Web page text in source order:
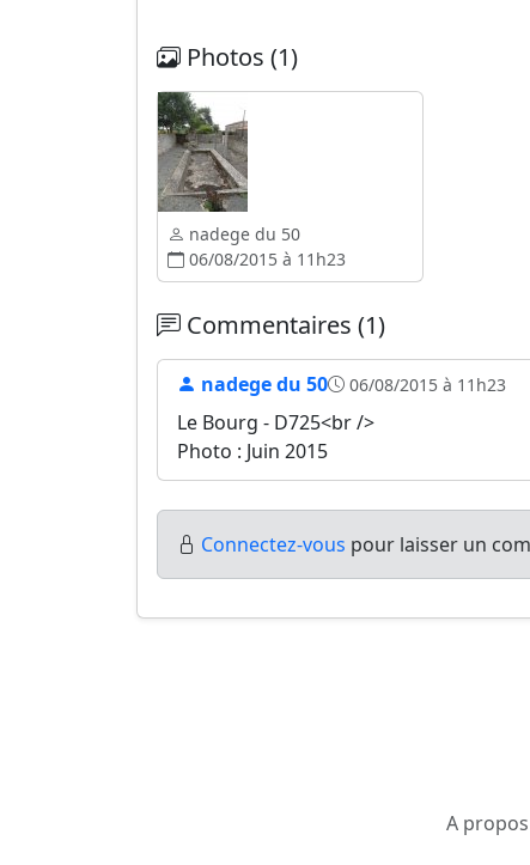
Photos (1)
nadege du 50
06/08/2015 à 11h23
Commentaires (1)
nadege du 50 06/08/2015 à 11h23
Le Bourg - D725<br />
Photo : Juin 2015
Connectez-vous pour laisser un
A propos